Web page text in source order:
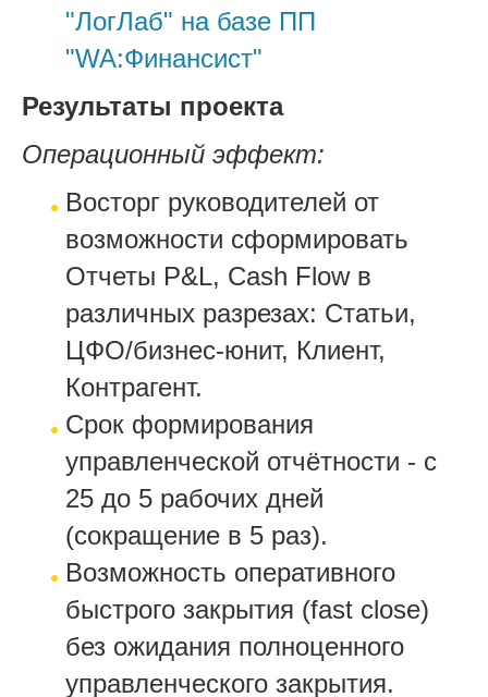
"ЛогЛаб" на базе ПП
"WA:Финансист"
Результаты проекта
Операционный эффект:
Восторг руководителей от
возможности сформировать
Отчеты P&L, Cash Flow в
различных разрезах: Статьи,
ЦФО/бизнес-юнит, Клиент,
Контрагент.
Срок формирования
управленческой отчётности - с
25 до 5 рабочих дней
(сокращение в 5 раз).
Возможность оперативного
быстрого закрытия (fast close)
без ожидания полноценного
управленческого закрытия.